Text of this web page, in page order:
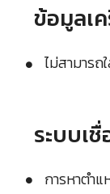
ข้อมูลเ
ไม่สามารถ
ระบบเ
การหาตำแ